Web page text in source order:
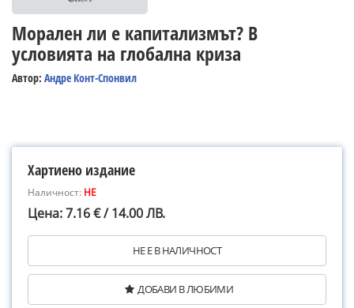
Морален ли е капитализмът? В
условията на глобална криза
Автор: Андре Конт-Спонвил
Хартиено издание
Наличност: НЕ
Цена: 7.16 € / 14.00 ЛВ.
НЕ Е В НАЛИЧНОСТ
ДОБАВИ В ЛЮБИМИ